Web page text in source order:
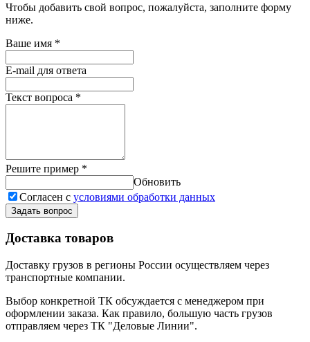
Чтобы добавить свой вопрос, пожалуйста, заполните форму
ниже.
Ваше имя *
E-mail для ответа
Текст вопроса *
Решите пример *
Обновить
Согласен с условиями обработки данных
Задать вопрос
Доставка товаров
Доставку грузов в регионы России осуществляем через
транспортные компании.
Выбор конкретной ТК обсуждается с менеджером при
оформлении заказа. Как правило, большую часть грузов
отправляем через ТК "Деловые Линии".